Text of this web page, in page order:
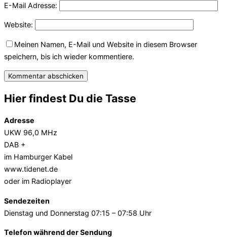
E-Mail Adresse:
Website:
Meinen Namen, E-Mail und Website in diesem Browser
speichern, bis ich wieder kommentiere.
Hier findest Du die Tasse
Adresse
UKW 96,0 MHz
DAB +
im Hamburger Kabel
www.tidenet.de
oder im Radioplayer
Sendezeiten
Dienstag und Donnerstag 07:15 – 07:58 Uhr
Telefon während der Sendung